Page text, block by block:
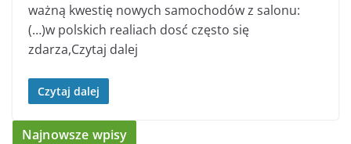
ważną kwestię nowych samochodów z salonu:
(…)w polskich realiach dosć często się
zdarza,Czytaj dalej
Czytaj dalej
Najnowsze wpisy